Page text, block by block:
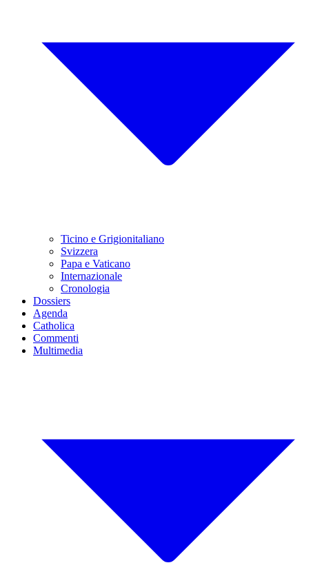
Ticino e Grigionitaliano
Svizzera
Papa e Vaticano
Internazionale
Cronologia
Dossiers
Agenda
Catholica
Commenti
Multimedia